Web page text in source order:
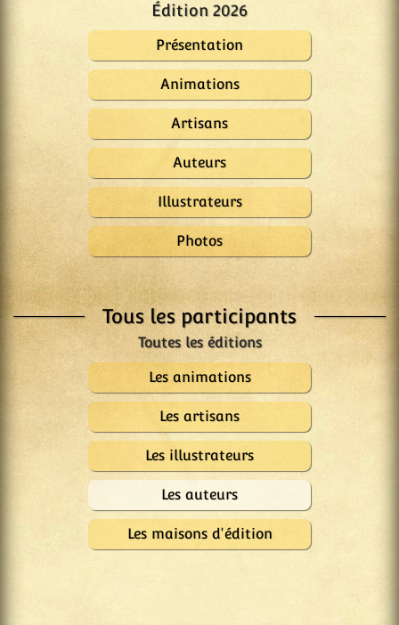
Édition 2026
Présentation
Animations
Artisans
Auteurs
Illustrateurs
Photos
Tous les participants
Les animations
Les artisans
Les illustrateurs
Les auteurs
Les maisons d'édition